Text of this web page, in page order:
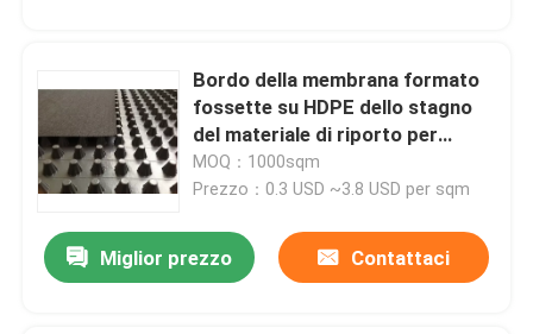
Bordo della membrana formato
fossette su HDPE dello stagno
del materiale di riporto per
drenaggio della parete
MOQ：1000sqm
Prezzo：0.3 USD ~3.8 USD per sqm
Miglior prezzo Contattaci